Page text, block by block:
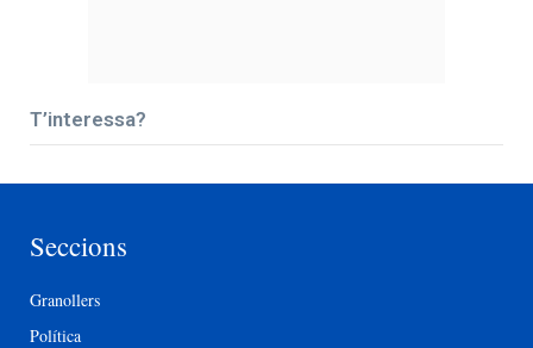
T’interessa?
Seccions
Granollers
Política